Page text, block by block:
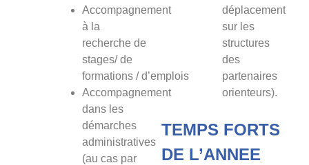
Accompagnement
à la
recherche de
stages/ de
formations / d’emplois
Accompagnement
dans les
démarches
administratives
(au cas par
déplacement
sur les
structures
des
partenaires
orienteurs).
TEMPS FORTS
DE L’ANNEE